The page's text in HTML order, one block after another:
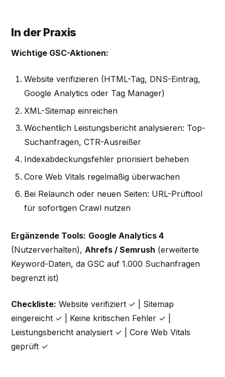
In der Praxis
Wichtige GSC-Aktionen:
Website verifizieren (HTML-Tag, DNS-Eintrag,
Google Analytics oder Tag Manager)
XML-Sitemap einreichen
Wöchentlich Leistungsbericht analysieren: Top-
Suchanfragen, CTR-Ausreißer
Indexabdeckungsfehler priorisiert beheben
Core Web Vitals regelmäßig überwachen
Bei Relaunch oder neuen Seiten: URL-Prüftool
für sofortigen Crawl nutzen
Ergänzende Tools: Google Analytics 4
(Nutzerverhalten),Ahrefs / Semrush (erweiterte
Keyword-Daten, da GSC auf 1.000 Suchanfragen
begrenzt ist)
Checkliste: Website verifiziert ✓ | Sitemap
eingereicht ✓ | Keine kritischen Fehler ✓ |
Leistungsbericht analysiert ✓ | Core Web Vitals
geprüft ✓